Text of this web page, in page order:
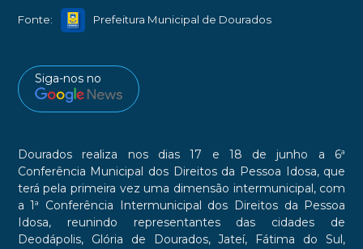
Fonte: Prefeitura Municipal de Dourados
Siga-nos no
Dourados realiza nos dias 17 e 18 de junho a 6ª
Conferência Municipal dos Direitos da Pessoa Idosa, que
terá pela primeira vez uma dimensão intermunicipal, com
a 1ª Conferência Intermunicipal dos Direitos da Pessoa
Idosa, reunindo representantes das cidades de
Deodápolis, Glória de Dourados, Jateí, Fátima do Sul,